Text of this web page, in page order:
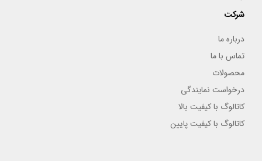
شرکت
درباره ما
تماس با ما
محصولات
درخواست نمایندگی
کاتالوگ با کیفیت بالا
کاتالوگ با کیفیت پایین